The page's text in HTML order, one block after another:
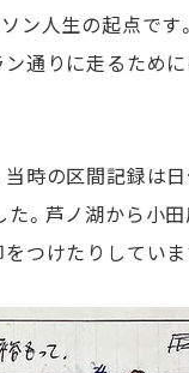
ン人生の起点で
通りに走るため
時の区間記録は
。芦ノ湖から小
つけたりしていま